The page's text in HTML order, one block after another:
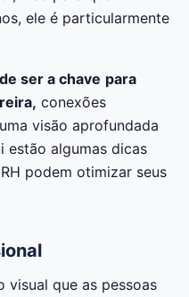
ele é particularmente
ser a chave para
conexões
visão aprofundada
estão algumas dicas
podem otimizar seus
que as pessoas